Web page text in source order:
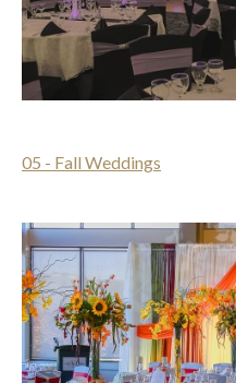
05 - Fall Weddings